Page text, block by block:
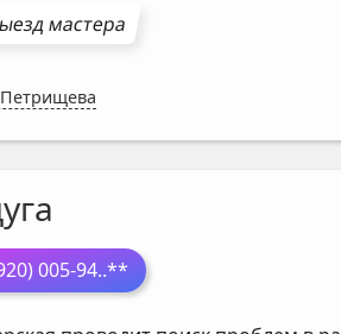
мастера
005-94..**